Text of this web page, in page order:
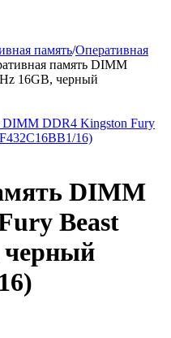
память/Оперативная
память DIMM
16GB, черный
DIMM
Beast
черный